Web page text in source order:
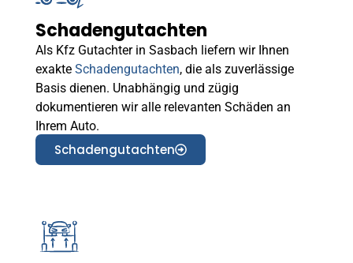
Schadengutachten
Als Kfz Gutachter in Sasbach liefern wir Ihnen
exakte Schadengutachten, die als zuverlässige
Basis dienen. Unabhängig und zügig
dokumentieren wir alle relevanten Schäden an
Ihrem Auto.
Schadengutachten